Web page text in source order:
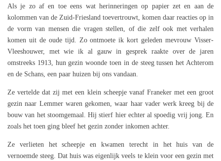
Als je zo af en toe eens wat herinneringen op papier zet en aan de
kolommen van de Zuid-Friesland toevertrouwt, komen daar reacties op in
de vorm van mensen die vragen stellen, of die zelf ook met verhalen
komen uit de oude tijd. Zo ontmoete ik kort geleden mevrouw Visser-
Vleeshouwer, met wie ik al gauw in gesprek raakte over de jaren
omstreeks 1913, hun gezin woonde toen in de steeg tussen het Achterom
en de Schans, een paar huizen bij ons vandaan.
Ze vertelde dat zij met een klein scheepje vanaf Franeker met een groot
gezin naar Lemmer waren gekomen, waar haar vader werk kreeg bij de
bouw van het stoomgemaal. Hij stierf hier echter al spoedig vrij jong. En
zoals het toen ging bleef het gezin zonder inkomen achter.
Ze verlieten het scheepje en kwamen terecht in het huis van de
vernoemde steeg. Dat huis was eigenlijk veels te klein voor een gezin met